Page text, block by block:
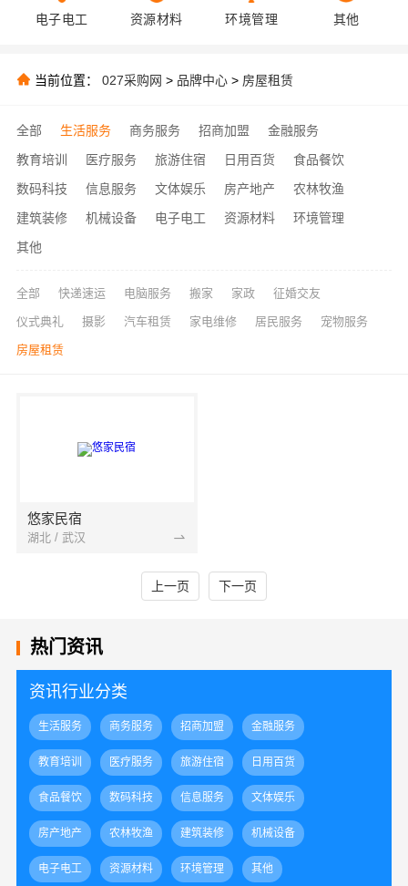
电子电工 资源材料 环境管理 其他
当前位置： 027采购网 > 品牌中心 > 房屋租赁
全部 生活服务 商务服务 招商加盟
金融服务
教育培训
医疗服务 旅游住宿 日用百货
食品餐饮
数码科技
信息服务 文体娱乐 房产地产
农林牧渔
建筑装修
机械设备 电子电工 资源材料
环境管理
其他
全部 快递速运 电脑服务 搬家 家政 征婚交友
仪式典礼 摄影 汽车租赁 家电维修 居民服务 宠物服务
房屋租赁
悠家民宿
湖北 / 武汉
上一页 下一页
热门资讯
资讯行业分类
生活服务 商务服务 招商加盟 金融服务
教育培训 医疗服务 旅游住宿 日用百货
食品餐饮 数码科技 信息服务 文体娱乐
房产地产 农林牧渔 建筑装修 机械设备
电子电工 资源材料 环境管理 其他